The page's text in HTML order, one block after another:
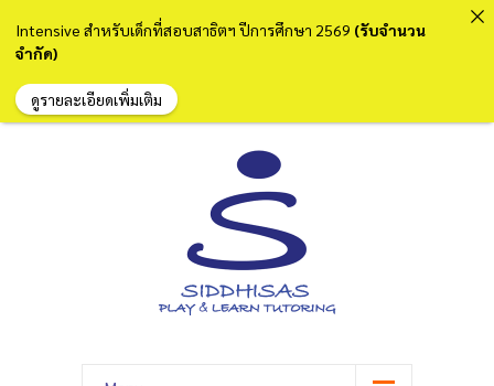
Intensive สำหรับเด็กที่สอบสาธิตฯ ปีการศึกษา 2569 (รับจำนวน
จำกัด)
ดูรายละเอียดเพิ่มเติม